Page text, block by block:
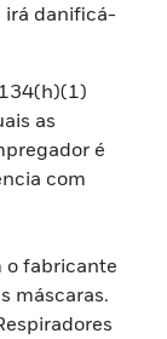
irá danificá-
as
é
com
o fabricante
máscaras.